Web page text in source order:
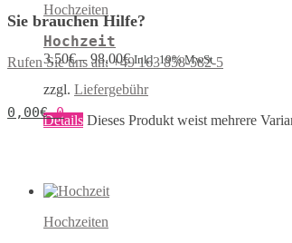
Sie brauchen Hilfe?
Rufen Sie uns an: +49 163 858-582-5
0,00€ 0
Hochzeiten
Hochzeit
3,50€–98,00€ Inkl. 19% MwSt
zzgl. Liefergebühr
Details Dieses Produkt weist mehrere
Hochzeiten